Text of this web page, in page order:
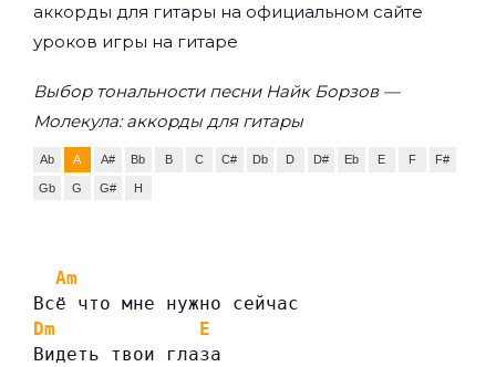
аккорды для гитары на официальном сайте
уроков игры на гитаре
Выбор тональности песни Найк Борзов —
Молекула: аккорды для гитары
Ab A A# Bb B C C# Db D D# Eb E F F#
Gb G G# H
Am
Всё что мне нужно сейчас
Dm
E
Видеть твои глаза